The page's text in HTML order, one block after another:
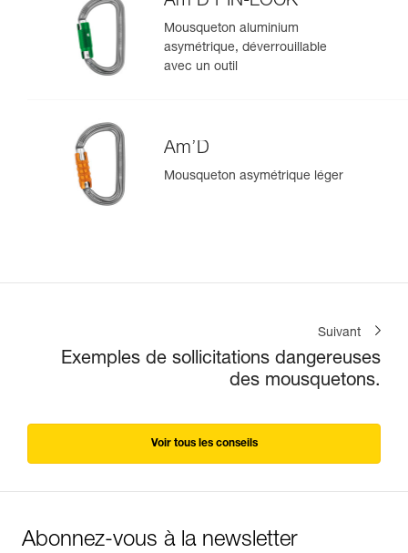
Mousqueton aluminium
asymétrique, déverrouillable
avec un outil
Am’D
Mousqueton asymétrique léger
Suivant
Exemples de sollicitations dangereuses
des mousquetons.
Voir tous les conseils
Abonnez-vous à la newsletter